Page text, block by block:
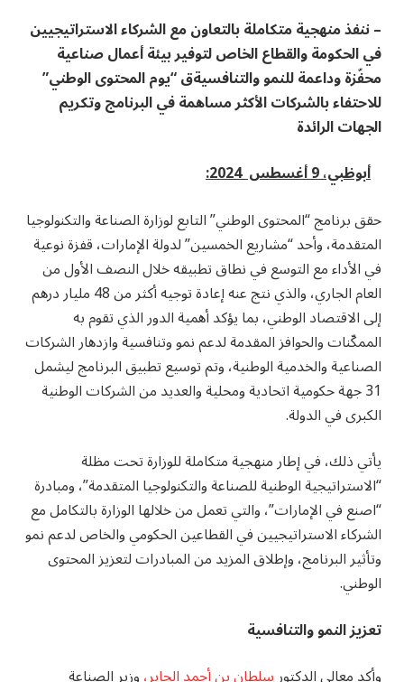
– ننفذ منهجية متكاملة بالتعاون مع الشركاء الاستراتيجيين
في الحكومة والقطاع الخاص لتوفير بيئة أعمال صناعية
محفّزة وداعمة للنمو والتنافسيةق “يوم المحتوى الوطني”
للاحتفاء بالشركات الأكثر مساهمة في البرنامج وتكريم
الجهات الرائدة
أبوظبي،9أغسطس2024:
حقق برنامج “المحتوى الوطني” التابع لوزارة الصناعة والتكنولوجيا
المتقدمة، وأحد “مشاريع الخمسين” لدولة الإمارات، قفزة نوعية
في الأداء مع التوسع في نطاق تطبيقه خلال النصف الأول من
العام الجاري، والذي نتج عنه إعادة توجيه أكثر من 48 مليار درهم
إلى الاقتصاد الوطني، بما يؤكد أهمية الدور الذي تقوم به
الممكّنات والحوافز المقدمة لدعم نمو وتنافسية وازدهار الشركات
الصناعية والخدمية الوطنية، وتم توسيع تطبيق البرنامج ليشمل
31 جهة حكومية اتحادية ومحلية والعديد من الشركات الوطنية
الكبرى في الدولة.
يأتي ذلك، في إطار منهجية متكاملة للوزارة تحت مظلة
“الاستراتيجية الوطنية للصناعة والتكنولوجيا المتقدمة”، ومبادرة
“اصنع في الإمارات”، والتي تعمل من خلالها الوزارة بالتكامل مع
الشركاء الاستراتيجيين في القطاعين الحكومي والخاص لدعم نمو
وتأثير البرنامج، وإطلاق المزيد من المبادرات لتعزيز المحتوى
الوطني.
تعزيز النمو والتنافسية